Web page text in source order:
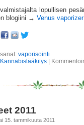
lopullisen
blogiini → Venus
vaporisointi
Kannabislääkitys
2011
15. tammikuuta 2011